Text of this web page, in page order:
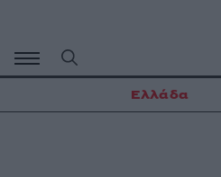
περιεχόμενο
Ελλάδα